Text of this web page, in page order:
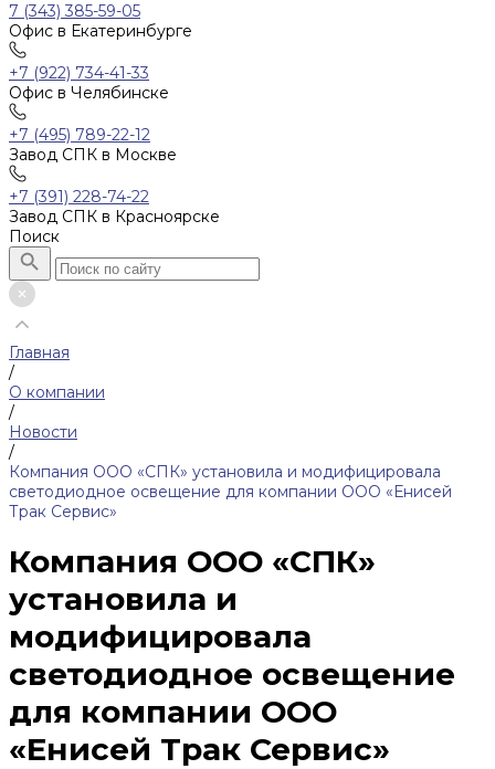
7 (343) 385-59-05
Офис в Екатеринбурге
+7 (922) 734-41-33
Офис в Челябинске
+7 (495) 789-22-12
Завод СПК в Москве
+7 (391) 228-74-22
Завод СПК в Красноярске
Поиск
Главная
/
О компании
/
Новости
/
Компания ООО «СПК» установила и модифицировала
светодиодное освещение для компании ООО «Енисей
Трак Сервис»
Компания ООО «СПК»
установила и
модифицировала
светодиодное освещение
для компании ООО
«Енисей Трак Сервис»